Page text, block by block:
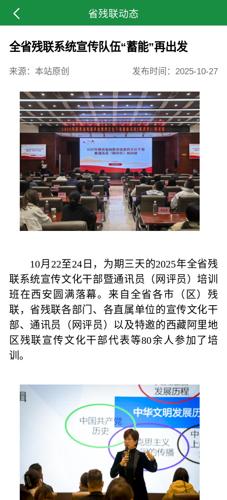
省残联动态
全省残联系统宣传队伍“蓄能”再出发
发布时间： 2025-10-27
来源：本站原创
10月22至24日，为期三天的2025年全省残
联系统宣传文化干部暨通讯员（网评员）培训
班在西安圆满落幕。来自全省各市（区）残
联，省残联各部门、各直属单位的宣传文化干
部、通讯员（网评员）以及特邀的西藏阿里地
区残联宣传文化干部代表等80余人参加了培
训。